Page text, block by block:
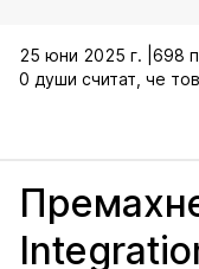
25 юни 2025 г. | 698
0 души считат, че